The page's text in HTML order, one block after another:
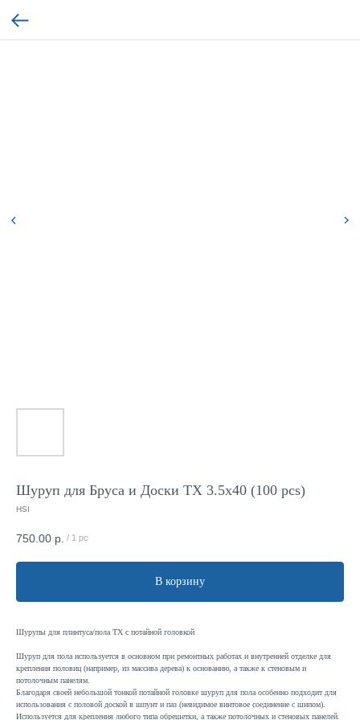
Шуруп для Бруса и Доски TX 3.5x40 (100 pcs)
HSI
750.00 р. / 1 pc
В корзину
Шурупы для плинтуса/пола TX с потайной головкой
Шуруп для пола используется в основном при ремонтных работах и внутренней отделке для
крепления половиц (например, из массива дерева) к основанию, а также к стеновым и
потолочным панелям.
Благодаря своей небольшой тонкой потайной головке шуруп для пола особенно подходит для
использования с половой доской в шпунт и паз (невидимое винтовое соединение с шипом).
Используется для крепления любого типа обрешетки, а также потолочных и стеновых панелей.